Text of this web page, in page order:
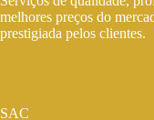
melhores preços do
prestigiada pelos clientes.
SAC